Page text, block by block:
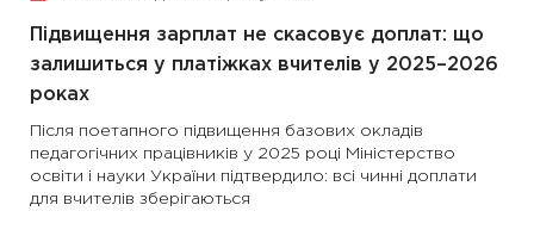
Підвищення зарплат не скасовує доплат: що
залишиться у платіжках вчителів у 2025–2026
роках
Після поетапного підвищення базових окладів
педагогічних працівників у 2025 році Міністерство
освіти і науки України підтвердило: всі чинні доплати
для вчителів зберігаються